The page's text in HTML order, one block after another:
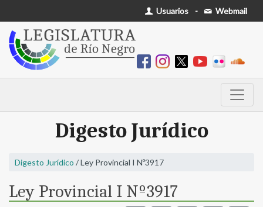
Usuarios - Webmail
Digesto Jurídico
Digesto Jurídico / Ley Provincial I Nº3917
Ley Provincial I Nº3917